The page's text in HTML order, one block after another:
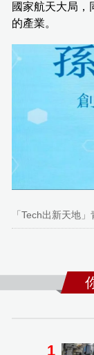
國家航天大局，
的產業。
「Tech出新天地